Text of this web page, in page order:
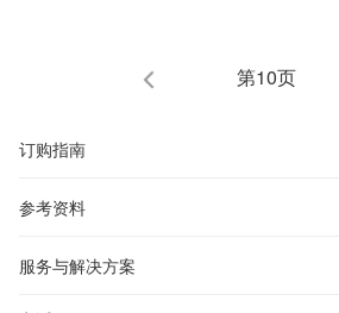
第10页
订购指南
参考资料
服务与解决方案